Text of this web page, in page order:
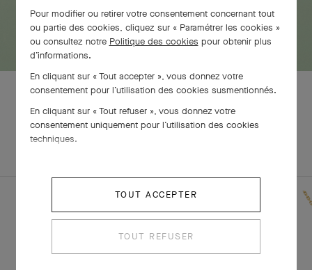
EXPLOREZ
Pour modifier ou retirer votre consentement concernant tout
ou partie des cookies, cliquez sur « Paramétrer les cookies »
ou consultez notre Politique des cookies pour obtenir plus
d’informations.
En cliquant sur « Tout accepter », vous donnez votre
consentement pour l’utilisation des cookies susmentionnés.
En cliquant sur « Tout refuser », vous donnez votre
consentement uniquement pour l’utilisation des cookies
techniques.
TOUT ACCEPTER
TOUT REFUSER